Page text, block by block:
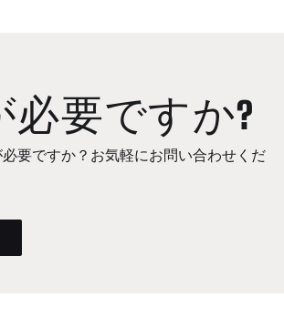
必要ですか?
要ですか？お気軽にお問い合わせくだ